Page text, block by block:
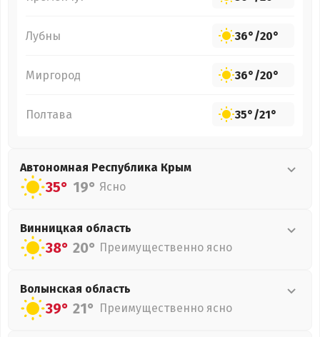
Лубны 36°/20°
Миргород 36°/20°
Полтава 35°/21°
Автономная Республика Крым
35° 19° Ясно
Винницкая область
38° 20° Преимущественно ясно
Волынская область
39° 21° Преимущественно ясно